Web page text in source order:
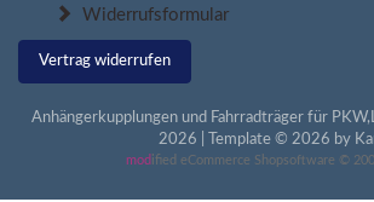
Widerrufsformular
Vertrag widerrufen
Anhängerkupplungen und Fahrradträger für
2026 | Template © 2026 by
mod ified eCommerce Shopsoftware ©